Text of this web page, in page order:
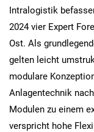
Intralogistik
2024 vier Expert
Ost. Als
gelten leicht
modulare
Anlagentechnik
Modulen zu einem
verspricht hohe